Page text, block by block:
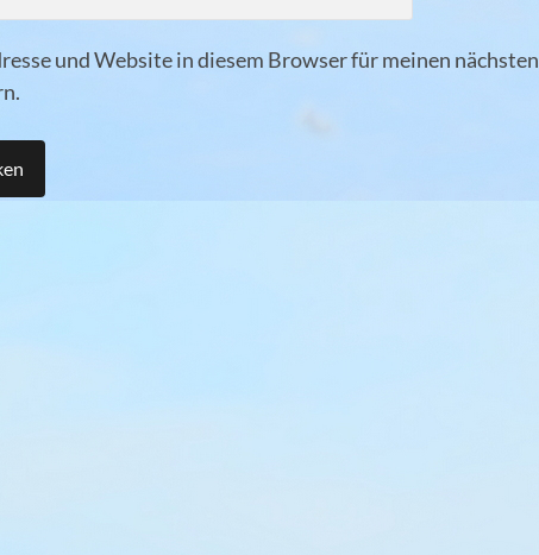
und Website in diesem Browser für meinen nächsten